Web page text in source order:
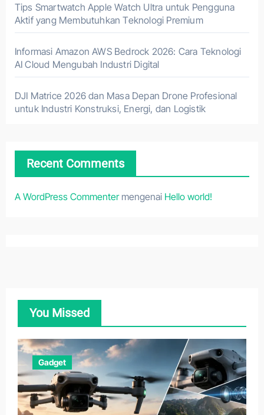
Tips Smartwatch Apple Watch Ultra untuk Pengguna
Aktif yang Membutuhkan Teknologi Premium
Informasi Amazon AWS Bedrock 2026: Cara Teknologi
AI Cloud Mengubah Industri Digital
DJI Matrice 2026 dan Masa Depan Drone Profesional
untuk Industri Konstruksi, Energi, dan Logistik
Recent Comments
A WordPress Commentermengenai Hello world!
You Missed
Gadget